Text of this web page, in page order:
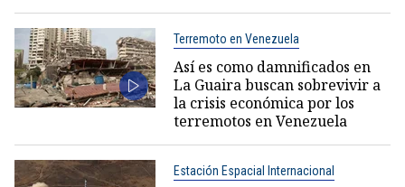
Terremoto en Venezuela
Así es como damnificados en
La Guaira buscan sobrevivir a
la crisis económica por los
terremotos en Venezuela
Estación Espacial Internacional